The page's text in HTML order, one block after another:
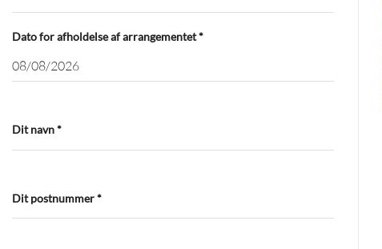
Dato for afholdelse af arrangementet*
Dit navn*
Dit postnummer*